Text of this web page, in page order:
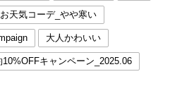
お天気コーデ_やや寒い
大人かわいい
10%OFFキャンペーン_2025.06